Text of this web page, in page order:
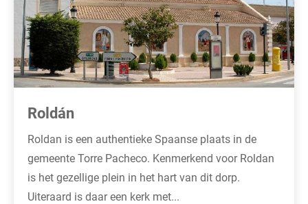
Roldán
Roldan is een authentieke Spaanse plaats in de
gemeente Torre Pacheco. Kenmerkend voor Roldan
is het gezellige plein in het hart van dit dorp.
Uiteraard is daar een kerk met...